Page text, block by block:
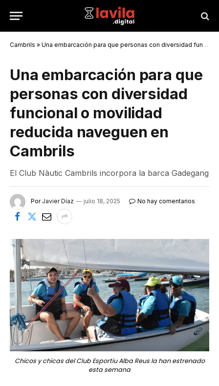
Cambrils » Una embarcación para que personas con diversidad funcional o movilidad reducida naveguen en Cambrils
Una embarcación para que
personas con diversidad
funcional o movilidad
reducida naveguen en
Cambrils
El Club Nàutic Cambrils incorpora la barca Gadegang
Por Javier Díaz julio 18, 2025 No hay comentarios
Chicos y chicas del Club Esportiu Alba Reus la han estrenado
esta semana